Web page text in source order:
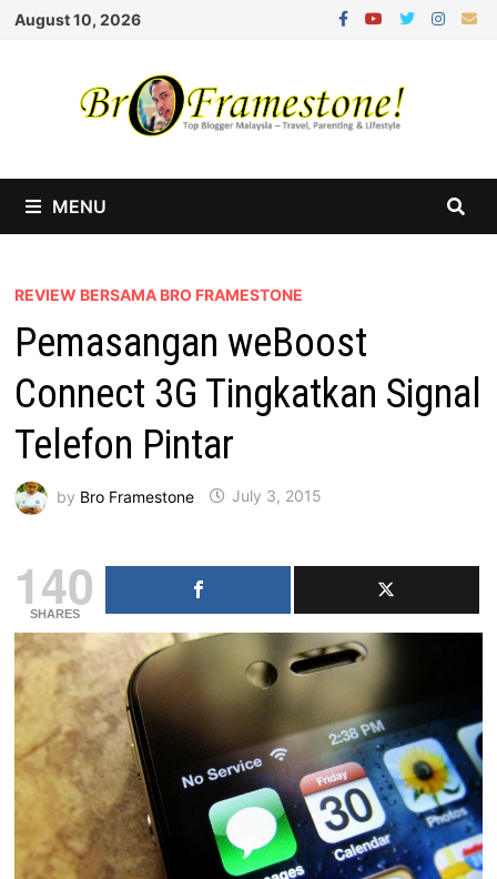
Skip
August 10, 2026
MENU
REVIEW BERSAMA BRO FRAMESTONE
Pemasangan weBoost
Connect 3G Tingkatkan Signal
Telefon Pintar
by Bro Framestone July 3, 2015
140
SHARES